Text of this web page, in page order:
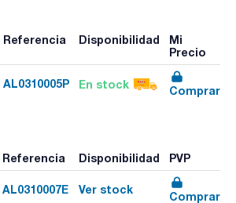
Referencia Disponibilidad
Mi
Precio
AL0310005P En stock Comprar
Referencia Disponibilidad PVP
AL0310007E Ver stock
Comprar